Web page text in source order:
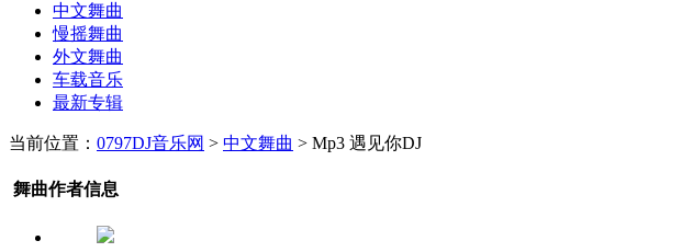
中文舞曲
慢摇舞曲
外文舞曲
车载音乐
最新专辑
当前位置： 0797DJ音乐网 > 中文舞曲 > Mp3 遇见你DJ
舞曲作者信息